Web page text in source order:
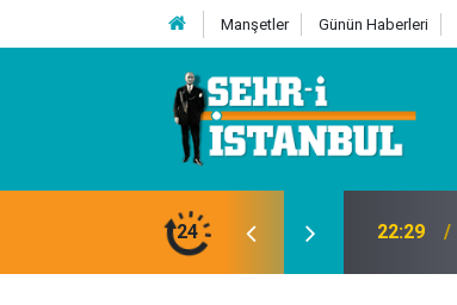
Manşetler Günün Haberleri
24 07:32